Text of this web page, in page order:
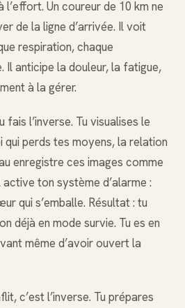
Un coureur de 10 km ne
de la ligne d’arrivée. Il voit
respiration, chaque
Il anticipe la douleur, la fatigue,
à la gérer.
l’inverse. Tu visualises le
qui perds tes moyens, la relation
enregistre ces images comme
ton système d’alarme :
qui s’emballe. Résultat : tu
déjà en mode survie. Tu es en
même d’avoir ouvert la
c’est l’inverse. Tu prépares